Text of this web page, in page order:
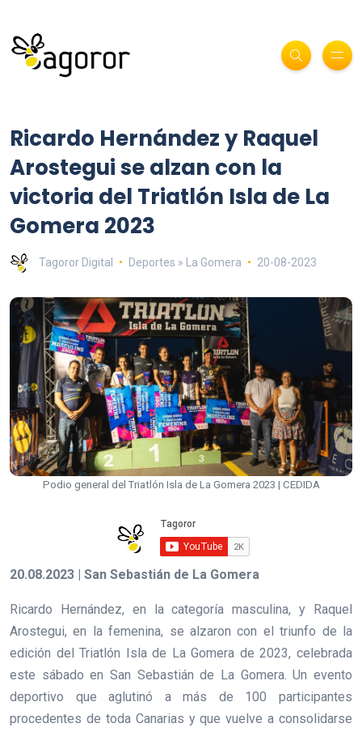
Ricardo Hernández y Raquel
Arostegui se alzan con la
victoria del Triatlón Isla de La
Gomera 2023
Tagoror Digital Deportes » La Gomera 20-08-2023
Podio general del Triatlón Isla de La Gomera 2023 | CEDIDA
20.08.2023 | San Sebastián de La Gomera
Ricardo Hernández, en la categoría masculina, y Raquel
Arostegui, en la femenina, se alzaron con el triunfo de la
edición del Triatlón Isla de La Gomera de 2023, celebrada
este sábado en San Sebastián de La Gomera. Un evento
deportivo que aglutinó a más de 100 participantes
procedentes de toda Canarias y que vuelve a consolidarse